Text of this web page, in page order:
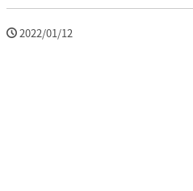
2022/01/12